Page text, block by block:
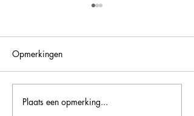
Opmerkingen
Plaats een opmerking...